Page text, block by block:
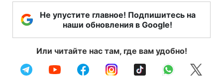
Не упустите главное! Подпишитесь на
наши обновления в Google!
Или читайте нас там, где вам удобно!